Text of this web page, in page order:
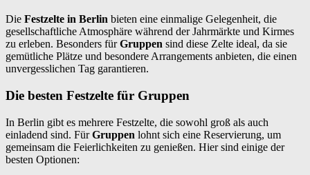
Die Festzelte in Berlin bieten eine einmalige Gelegenheit, die
gesellschaftliche Atmosphäre während der Jahrmärkte und Kirmes
zu erleben. Besonders fürGruppen sind diese Zelte ideal, da sie
gemütliche Plätze und besondere Arrangements anbieten, die einen
unvergesslichen Tag garantieren.
Die besten Festzelte für Gruppen
In Berlin gibt es mehrere Festzelte, die sowohl groß als auch
einladend sind. FürGruppen lohnt sich eine Reservierung, um
gemeinsam die Feierlichkeiten zu genießen. Hier sind einige der
besten Optionen: